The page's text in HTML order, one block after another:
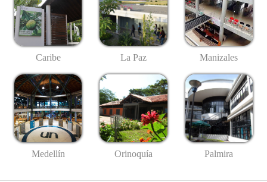
Caribe La Paz Manizales
Medellín Orinoquía Palmira